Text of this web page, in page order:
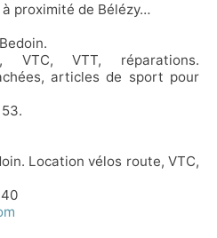
proximité de Bélézy…
VTC, VTT, réparations.
articles de sport pour
Location vélos route, VTC,